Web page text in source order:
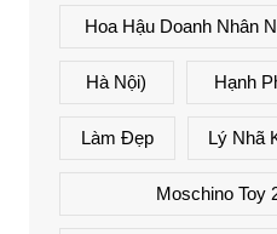
Hoa Hậu Doanh Nhân
Hà Nội) Hạnh
Làm Đẹp Lý Nhã
Moschino Toy